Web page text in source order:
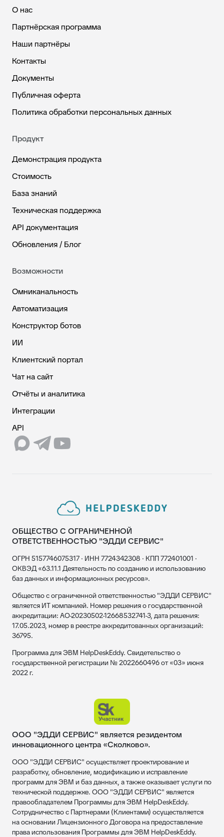
О нас
Партнёрская программа
Наши партнёры
Контакты
Документы
Публичная оферта
Политика обработки персональных данных
Продукт
Демонстрация продукта
Стоимость
База знаний
Техническая поддержка
API документация
Обновления / Блог
Возможности
Омниканальность
Автоматизация
Конструктор ботов
ИИ
Клиентский портал
Чат на сайт
Отчёты и аналитика
Интеграции
API
ОБЩЕСТВО С ОГРАНИЧЕННОЙ
ОТВЕТСТВЕННОСТЬЮ "ЭДДИ СЕРВИС"
ОГРН 5157746075317 · ИНН 7724342308 · КПП 772401001 ·
ОКВЭД «63.11.1 Деятельность по созданию и использованию
баз данных и информационных ресурсов».
Общество с ограниченной ответственностью "ЭДДИ СЕРВИС"
является ИТ компанией. Номер решения о государственной
аккредитации: АО-20230502-12668532741-3, дата решения:
17.05.2023, номер в реестре аккредитованных организаций:
36795.
Программа для ЭВМ HelpDeskEddy. Свидетельство о
государственной регистрации № 2022660496 от «03» июня
2022 г.
ООО "ЭДДИ СЕРВИС" является резидентом
инновационного центра «Сколково».
ООО "ЭДДИ СЕРВИС" осуществляет проектирование и
разработку, обновление, модификацию и исправление
программ для ЭВМ и баз данных, а также оказывает услуги по
технической поддержке. ООО "ЭДДИ СЕРВИС" является
правообладателем Программы для ЭВМ HelpDeskEddy.
Сотрудничество с Партнерами (Клиентами) осуществляется
на основании Лицензионного Договора на предоставление
права использования Программы для ЭВМ HelpDeskEddy.